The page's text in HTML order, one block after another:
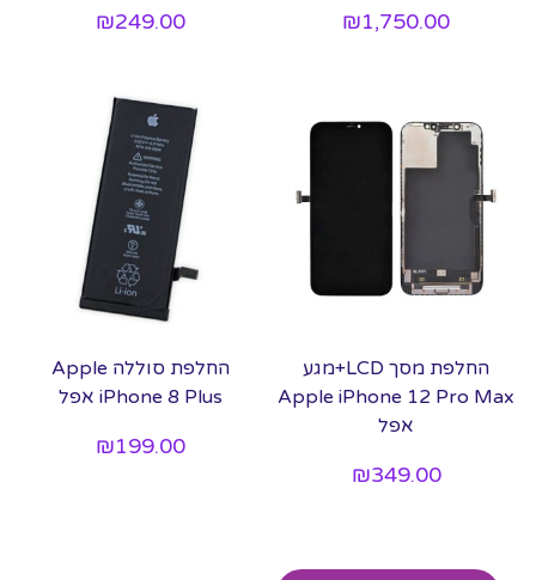
₪1,750.00
₪249.00
החלפת מסך LCD+מגע
Apple iPhone 12 Pro Max
אפל
₪349.00
החלפת סוללה Apple
iPhone 8 Plus אפל
₪199.00